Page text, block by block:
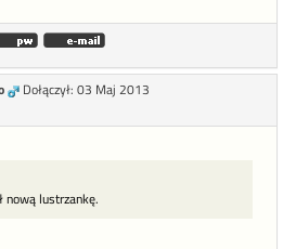
Dołączył: 03 Maj 2013
nową lustrzankę.